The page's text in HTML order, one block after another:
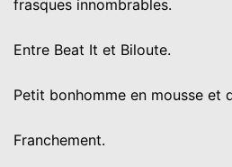
frasques innombrables.
Entre Beat It et Biloute.
Petit bonhomme en mousse et
Franchement.